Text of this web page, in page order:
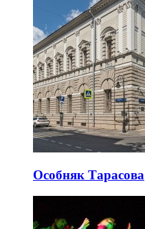
Особняк Тарасова